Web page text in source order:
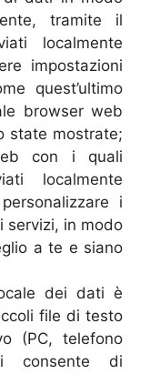
tramite il
localmente
impostazioni
quest’ultimo
browser web
state mostrate;
con i quali
localmente
i
servizi, in modo
a te e siano
dei dati è
file di testo
(PC, telefono
consente di